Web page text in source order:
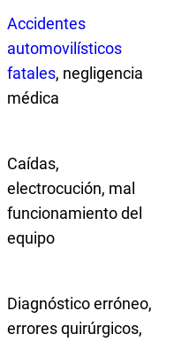
Accidentes
automovilísticos
fatales, negligencia
médica
Caídas,
electrocución, mal
funcionamiento del
equipo
Diagnóstico erróneo,
errores quirúrgicos,